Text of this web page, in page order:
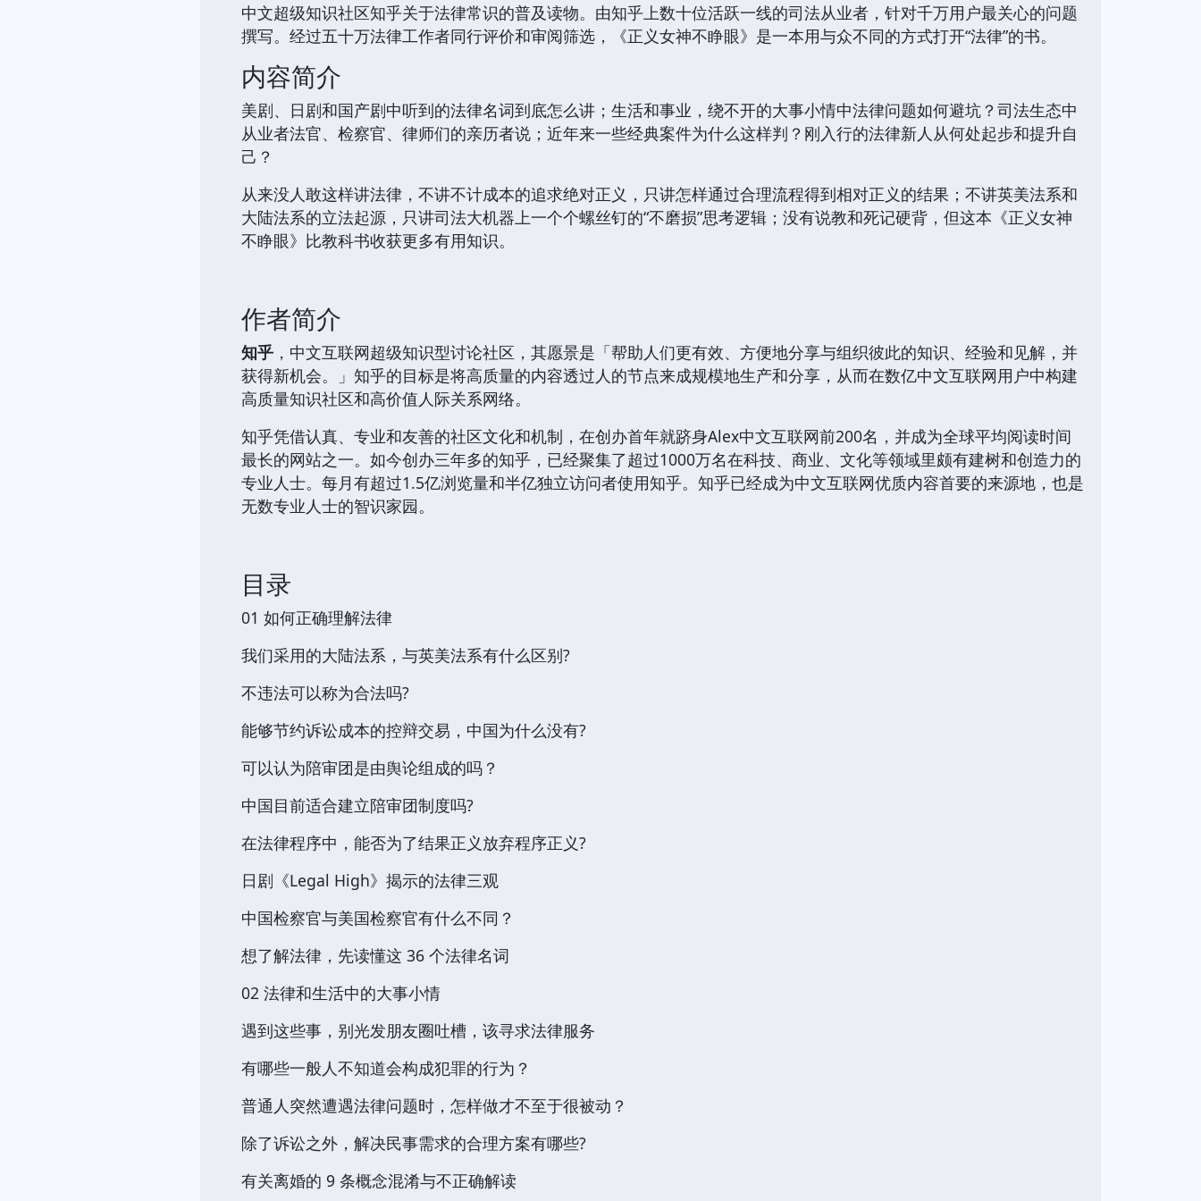
中文超级知识社区知乎关于法律常识的普及读物。由知乎上数十位活跃一线的司法从业者，针对千万用户最关心的问题
撰写。经过五十万法律工作者同行评价和审阅筛选，《正义女神不睁眼》是一本用与众不同的方式打开“法律”的书。
内容简介
美剧、日剧和国产剧中听到的法律名词到底怎么讲；生活和事业，绕不开的大事小情中法律问题如何避坑？司法生态中
从业者法官、检察官、律师们的亲历者说；近年来一些经典案件为什么这样判？刚入行的法律新人从何处起步和提升自
己？
从来没人敢这样讲法律，不讲不计成本的追求绝对正义，只讲怎样通过合理流程得到相对正义的结果；不讲英美法系和
大陆法系的立法起源，只讲司法大机器上一个个螺丝钉的“不磨损”思考逻辑；没有说教和死记硬背，但这本《正义女神
不睁眼》比教科书收获更多有用知识。
作者简介
知乎 ，中文互联网超级知识型讨论社区，其愿景是「帮助人们更有效、方便地分享与组织彼此的知识、经验和见解，并
获得新机会。」知乎的目标是将高质量的内容透过人的节点来成规模地生产和分享，从而在数亿中文互联网用户中构建
高质量知识社区和高价值人际关系网络。
知乎凭借认真、专业和友善的社区文化和机制，在创办首年就跻身Alex中文互联网前200名，并成为全球平均阅读时间
最长的网站之一。如今创办三年多的知乎，已经聚集了超过1000万名在科技、商业、文化等领域里颇有建树和创造力的
专业人士。每月有超过1.5亿浏览量和半亿独立访问者使用知乎。知乎已经成为中文互联网优质内容首要的来源地，也是
无数专业人士的智识家园。
目录
01 如何正确理解法律
我们采用的大陆法系，与英美法系有什么区别?
不违法可以称为合法吗?
能够节约诉讼成本的控辩交易，中国为什么没有?
可以认为陪审团是由舆论组成的吗？
中国目前适合建立陪审团制度吗?
在法律程序中，能否为了结果正义放弃程序正义?
日剧《Legal High》揭示的法律三观
中国检察官与美国检察官有什么不同？
想了解法律，先读懂这 36 个法律名词
02 法律和生活中的大事小情
遇到这些事，别光发朋友圈吐槽，该寻求法律服务
有哪些一般人不知道会构成犯罪的行为？
普通人突然遭遇法律问题时，怎样做才不至于很被动？
除了诉讼之外，解决民事需求的合理方案有哪些?
有关离婚的 9 条概念混淆与不正确解读